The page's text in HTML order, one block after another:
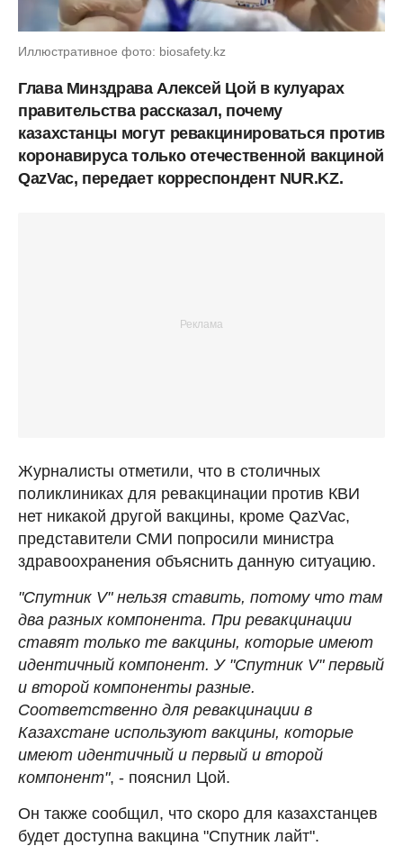
Иллюстративное фото: biosafety.kz
Глава Минздрава Алексей Цой в кулуарах
правительства рассказал, почему
казахстанцы могут ревакцинироваться против
коронавируса только отечественной вакциной
QazVac, передает корреспондент NUR.KZ.
Журналисты отметили, что в столичных
поликлиниках для ревакцинации против КВИ
нет никакой другой вакцины, кроме QazVac,
представители СМИ попросили министра
здравоохранения объяснить данную ситуацию.
"Спутник V" нельзя ставить, потому что там
два разных компонента. При ревакцинации
ставят только те вакцины, которые имеют
идентичный компонент. У "Спутник V" первый
и второй компоненты разные.
Соответственно для ревакцинации в
Казахстане используют вакцины, которые
имеют идентичный и первый и второй
компонент", - пояснил Цой.
Он также сообщил, что скоро для казахстанцев
будет доступна вакцина "Спутник лайт".